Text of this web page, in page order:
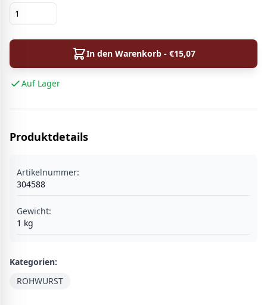
In den Warenkorb - €15,07
Auf Lager
Produktdetails
Artikelnummer:
304588
Gewicht:
1 kg
Kategorien:
ROHWURST